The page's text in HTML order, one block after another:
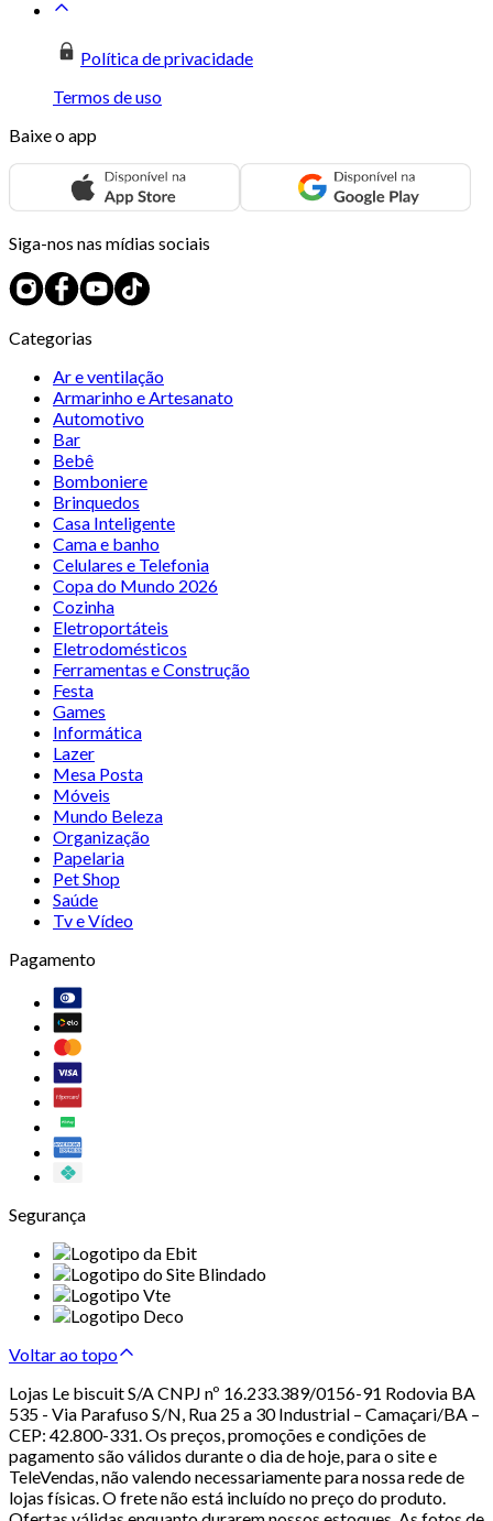
Política de privacidade
Termos de uso
Baixe o app
Siga-nos nas mídias sociais
Categorias
Ar e ventilação
Armarinho e Artesanato
Automotivo
Bar
Bebê
Bomboniere
Brinquedos
Casa Inteligente
Cama e banho
Celulares e Telefonia
Copa do Mundo 2026
Cozinha
Eletroportáteis
Eletrodomésticos
Ferramentas e Construção
Festa
Games
Informática
Lazer
Mesa Posta
Móveis
Mundo Beleza
Organização
Papelaria
Pet Shop
Saúde
Tv e Vídeo
Pagamento
Segurança
Voltar ao topo
Lojas Le biscuit S/A CNPJ nº 16.233.389/0156-91 Rodovia BA
535 - Via Parafuso S/N, Rua 25 a 30 Industrial – Camaçari/BA –
CEP: 42.800-331. Os preços, promoções e condições de
pagamento são válidos durante o dia de hoje, para o site e
TeleVendas, não valendo necessariamente para nossa rede de
lojas físicas. O frete não está incluído no preço do produto.